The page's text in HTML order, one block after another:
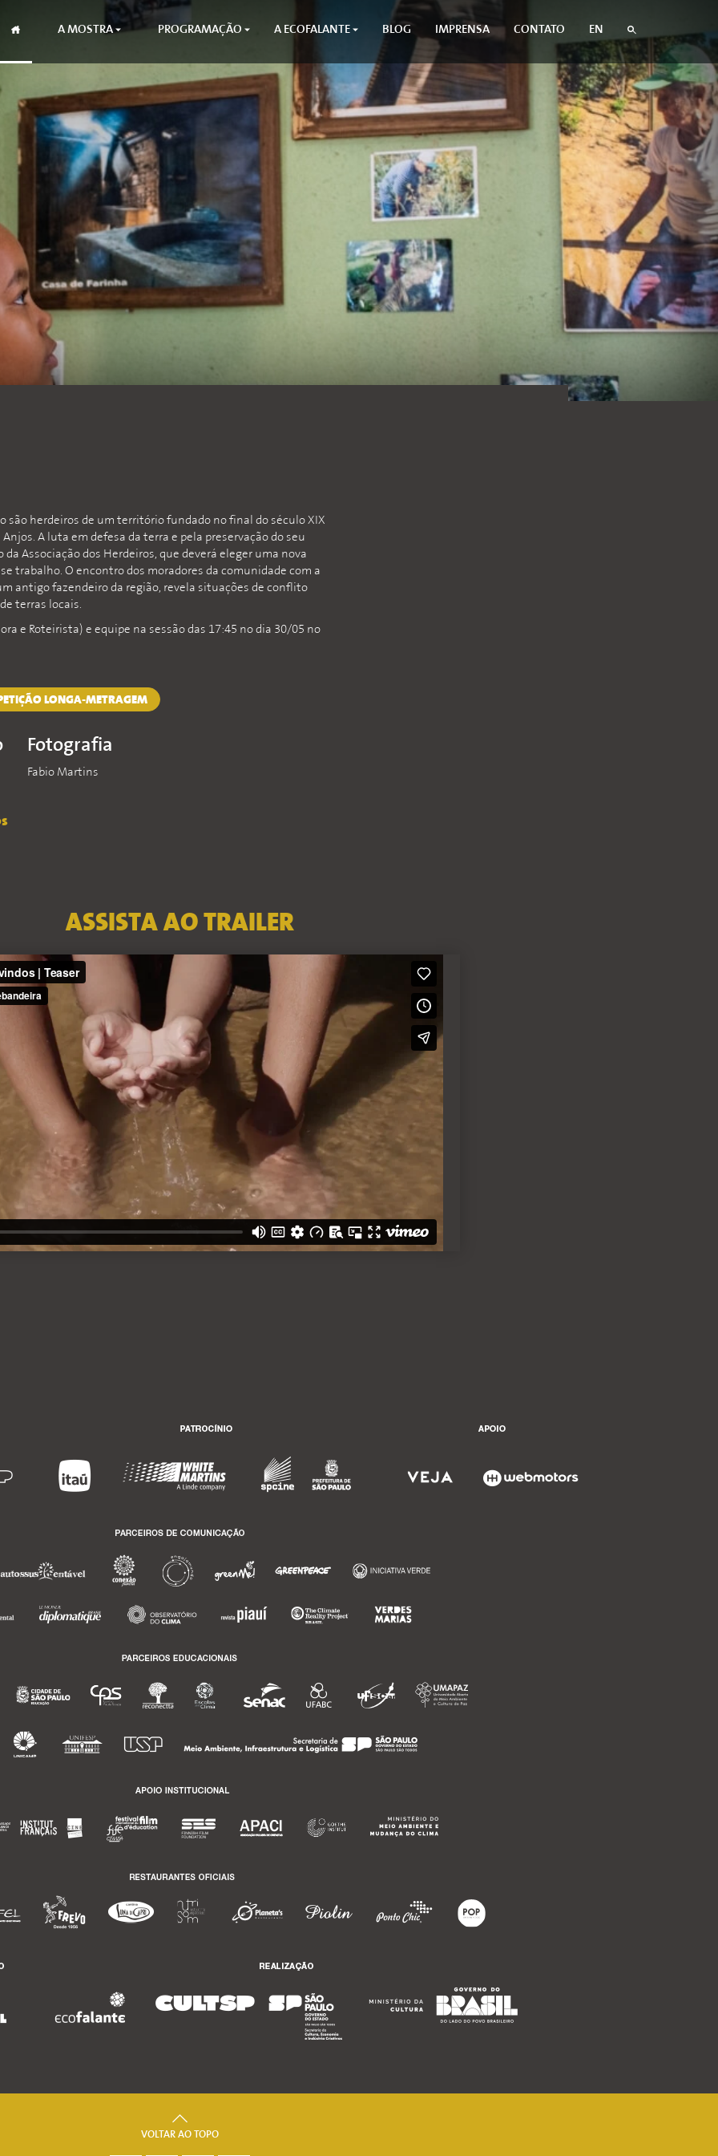
A MOSTRA PROGRAMAÇÃO A ECOFALANTE BLOG IMPRENSA CONTATO EN
são herdeiros de um território fundado no final do século XIX
A luta em defesa da terra e pela preservação do seu
Associação dos Herdeiros, que deverá eleger uma nova
trabalho. O encontro dos moradores da comunidade com a
antigo fazendeiro da região, revela situações de conflito
terras locais.
e Roteirista) e equipe na sessão das 17:45 no dia 30/05 no
LONGA-METRAGEM
Fotografia
Fabio Martins
ASSISTA AO TRAILER
VOLTAR AO TOPO